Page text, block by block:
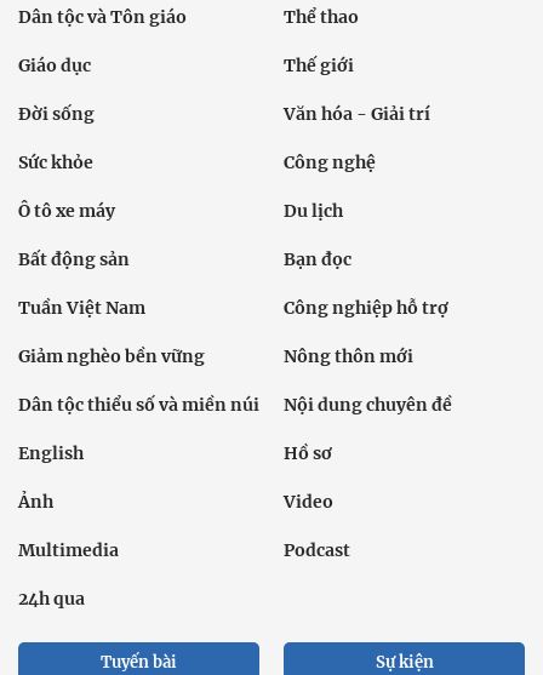
Dân tộc và Tôn giáo Thể thao
Giáo dục Thế giới
Đời sống Văn hóa - Giải trí
Sức khỏe Công nghệ
Ô tô xe máy Du lịch
Bất động sản Bạn đọc
Tuần Việt Nam Công nghiệp hỗ trợ
Giảm nghèo bền vững Nông thôn mới
Dân tộc thiểu số và miền núi Nội dung chuyên đề
English Hồ sơ
Ảnh Video
Multimedia Podcast
24h qua
Tuyến bài Sự kiện